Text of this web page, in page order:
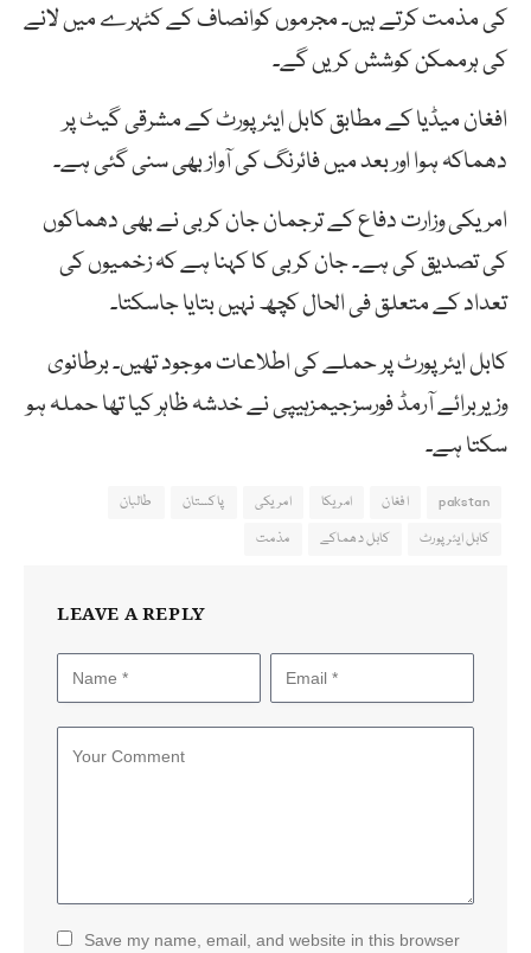
کی مذمت کرتے ہیں۔ مجرموں کوانصاف کے کٹہرے میں لانے
کی ہرممکن کوشش کریں گے۔
افغان میڈیا کے مطابق کابل ایئر پورٹ کے مشرقی گیٹ پر
دھماکہ ہوا اور بعد میں فائرنگ کی آواز بھی سنی گئی ہے۔
امریکی وزارت دفاع کے ترجمان جان کربی نے بھی دھماکوں
کی تصدیق کی ہے۔ جان کربی کا کہنا ہے کہ زخمیوں کی
تعداد کے متعلق فی الحال کچھ نہیں بتایا جاسکتا۔
کابل ایئر پورٹ پر حملے کی اطلاعات موجود تھیں۔ برطانوی
وزیربرائے آرمڈ فورسزجیمزہیپی نے خدشہ ظاہر کیا تھا حملہ ہو
سکتا ہے۔
pakstan افغان امریکا امریکی پاکستان
طالبان
کابل ایئرپورٹ
کابل دھماکے مذمت
LEAVE A REPLY
Save my name, email, and website in this browser